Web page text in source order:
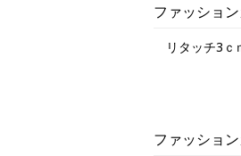
ファッショ
リタッチ3
ファッショ